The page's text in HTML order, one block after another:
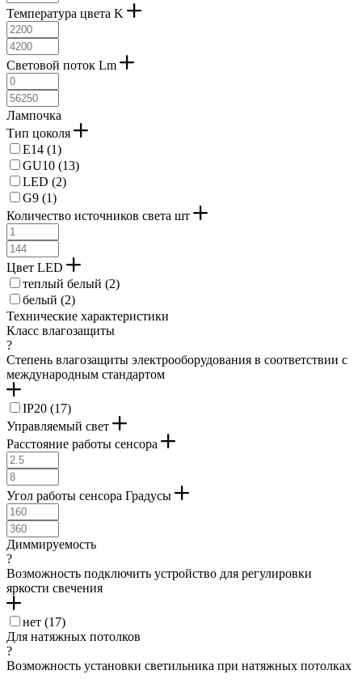
Температура цвета K
Световой поток Lm
Лампочка
Тип цоколя
E14 (1)
GU10 (13)
LED (2)
G9 (1)
Количество источников света шт
Цвет LED
теплый белый (2)
белый (2)
Технические характеристики
Класс влагозащиты
?
Степень влагозащиты электрооборудования в соответствии с
международным стандартом
IP20 (17)
Управляемый свет
Расстояние работы сенсора
Угол работы сенсора Градусы
Диммируемость
?
Возможность подключить устройство для регулировки
яркости свечения
нет (17)
Для натяжных потолков
?
Возможность установки светильника при натяжных потолках